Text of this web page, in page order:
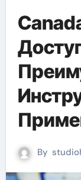
By